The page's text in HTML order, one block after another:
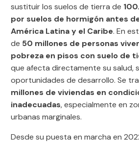
sustituir los suelos de tierra de
por suelos de hormigón antes
América Latina y el Caribe. En
de 50 millones de personas
pobreza en pisos con suelo de
que afecta directamente su salud,
oportunidades de desarrollo. Se
millones de viviendas en
inadecuadas, especialmente en
urbanas marginales.
Desde su puesta en marcha en